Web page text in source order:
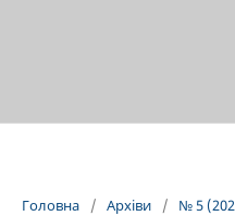
Головна / Архіви / № 5